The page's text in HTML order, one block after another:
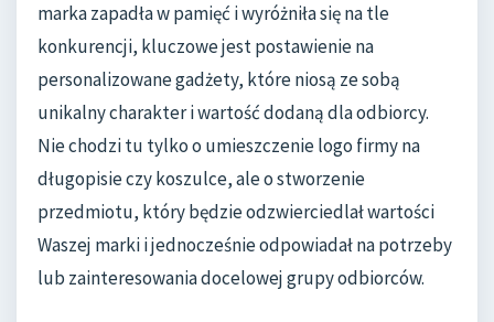
marka zapadła w pamięć i wyróżniła się na tle
konkurencji, kluczowe jest postawienie na
personalizowane gadżety, które niosą ze sobą
unikalny charakter i wartość dodaną dla odbiorcy.
Nie chodzi tu tylko o umieszczenie logo firmy na
długopisie czy koszulce, ale o stworzenie
przedmiotu, który będzie odzwierciedlał wartości
Waszej marki i jednocześnie odpowiadał na potrzeby
lub zainteresowania docelowej grupy odbiorców.